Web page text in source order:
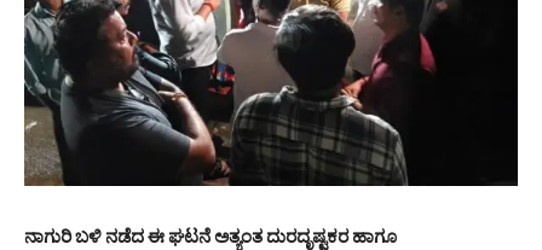
ನಾಗುರಿ ಬಳಿ ನಡೆದ ಈ ಘಟನೆ ಅತ್ಯಂತ ದುರದೃಷ್ಟಕರ ಹಾಗೂ